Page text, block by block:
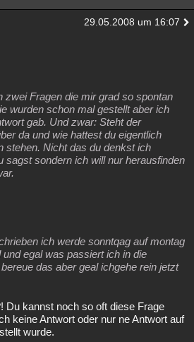
29.05.2008 um 16:07
zwei Fragen die mir grad so spontan
wurden schon mal gestellt aber ich
gab. Und zwar: Steht der
da und wie hattest du eigentlich
stehen. Nicht das du denkst ich
sagst sondern ich will nur herausfinden
ich werde sonntqag auf montag
und egal was passiert ich in die
das aber geal ichgehe rein jetzt
Du kannst noch so oft diese Frage
keine Antwort oder nur ne Antwort auf
wurde.